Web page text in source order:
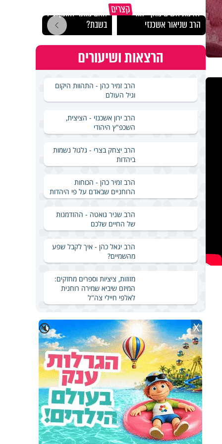
קצריםלא מתיאשים מאף יהודי -
הרב שניאור אשכנזי
האם מותר לחתוך נייר
בשבת?
הרצאות ושיעורים
הרב זמיר כהן - התהוות היקום
וגיל העולם
הרב ירון אשכנזי - הציצית,
השכפ"ץ היהודי
הרב יצחק בצרי - גלגול נשמות
ביהדות
הרב זמיר כהן - הכוחות
הרוחניים שבאדם על פי היהדות
הרב שניר גואטה - ההזדמנות
של החיים שלכם
הרב יגאל כהן - איך לקבל שפע
מהשמיים?
מזוזות, ציציות וספרים מחזקים:
המיזם שיביא שמירה רוחנית
לאלפי חיילי צה"ל
🔇 X